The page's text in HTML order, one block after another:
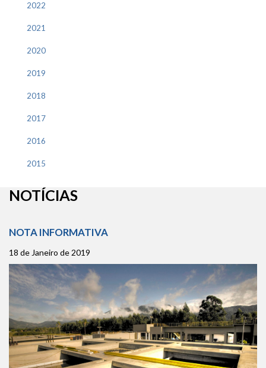
2022
2021
2020
2019
2018
2017
2016
2015
NOTÍCIAS
NOTA INFORMATIVA
18 de Janeiro de 2019